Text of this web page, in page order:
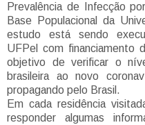
Prevalência de Infecção
Base Populacional da
estudo está sendo
UFPel com financiamento
objetivo de verificar o
brasileira ao novo
propagando pelo Brasil.
Em cada residência
responder algumas